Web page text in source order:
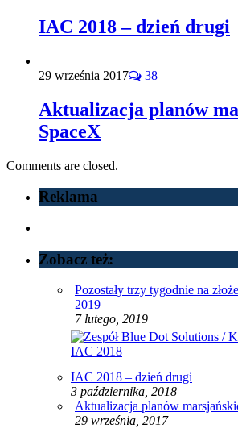
IAC 2018 – dzień drugi
29 września 2017 38
Aktualizacja planów
SpaceX
Comments are closed.
Reklama
Zobacz też:
Pozostały trzy tygodnie na
2019
7 lutego, 2019
IAC 2018 – dzień drugi
3 października, 2018
Aktualizacja planów
29 września, 2017